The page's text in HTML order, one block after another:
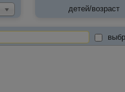
детей/возраст